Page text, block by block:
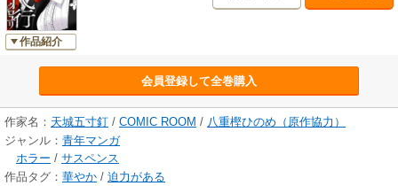
作品紹介
会員登録して全巻購入
作家名： 天城五寸釘 / COMIC ROOM / 八重樫ひのめ（原作協力）
ジャンル： 青年マンガ
ホラー / サスペンス
作品タグ： 華やか / 迫力がある